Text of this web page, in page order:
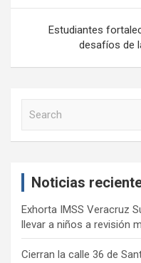
Estudiantes
desafíos de
Noticias
Exhorta IMSS Veracruz
llevar a niños a revisión
Cierran la calle 36 de